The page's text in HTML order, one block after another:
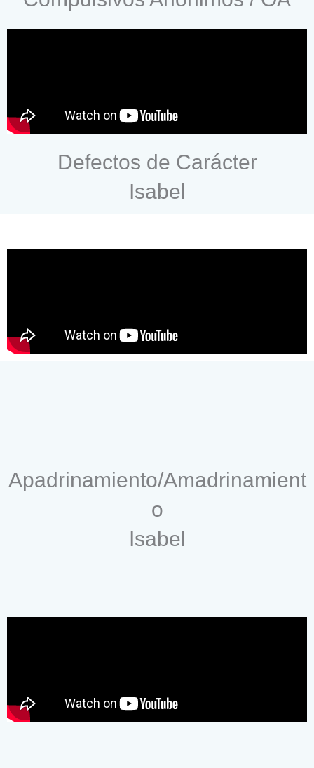
Defectos de Carácter
Isabel
Apadrinamiento/Amadrinamient
o
Isabel